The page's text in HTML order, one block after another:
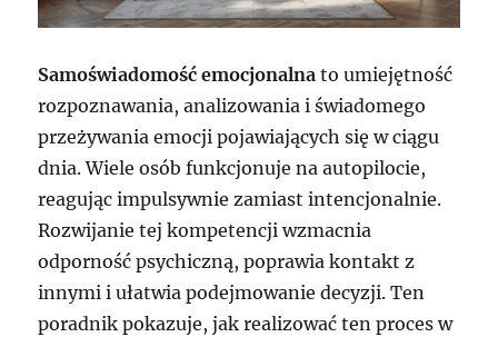
Samoświadomość emocjonalna to umiejętność
rozpoznawania, analizowania i świadomego
przeżywania emocji pojawiających się w ciągu
dnia. Wiele osób funkcjonuje na autopilocie,
reagując impulsywnie zamiast intencjonalnie.
Rozwijanie tej kompetencji wzmacnia
odporność psychiczną, poprawia kontakt z
innymi i ułatwia podejmowanie decyzji. Ten
poradnik pokazuje, jak realizować ten proces w